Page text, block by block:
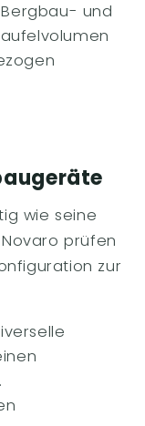
und
wie seine
prüfen
zur